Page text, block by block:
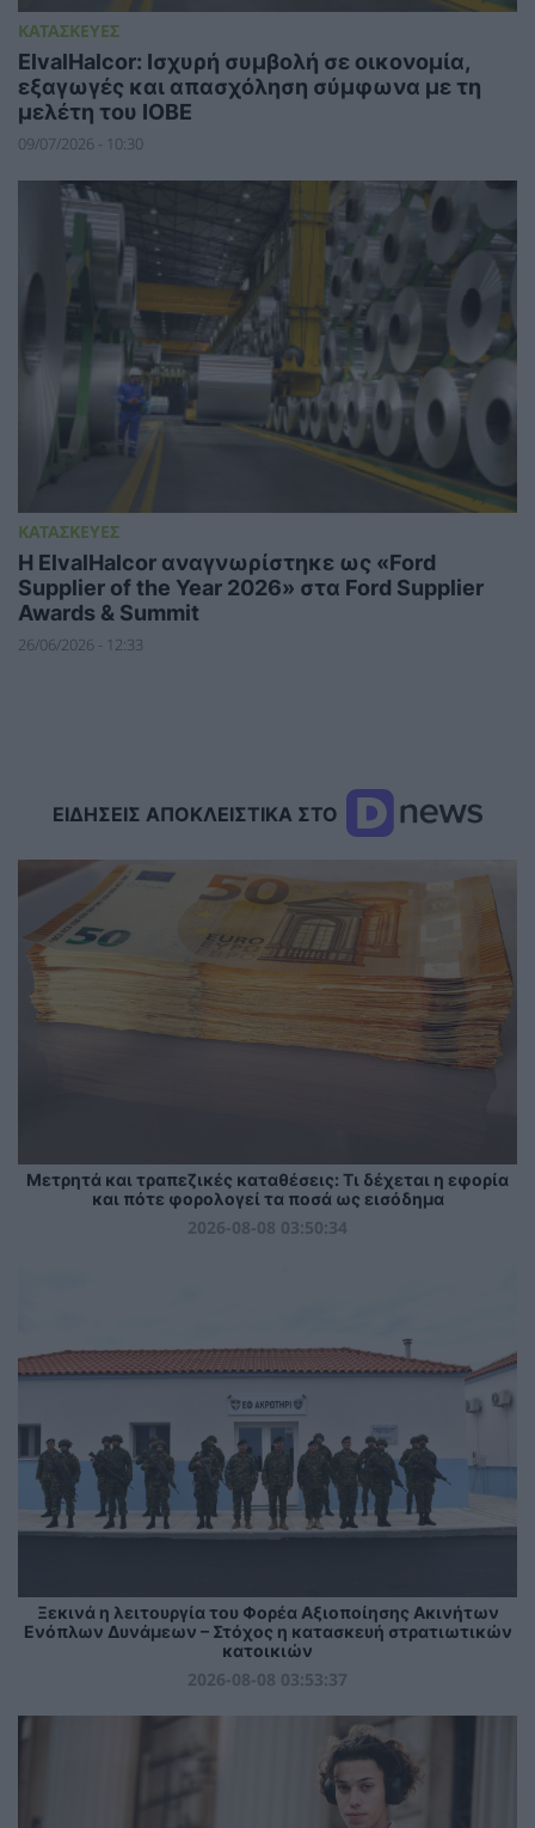
ΚΑΤΑΣΚΕΥΕΣ
ElvalHalcor: Ισχυρή συμβολή σε οικονομία,
εξαγωγές και απασχόληση σύμφωνα με τη
μελέτη του ΙΟΒΕ
09/07/2026 - 10:30
ΚΑΤΑΣΚΕΥΕΣ
Η ElvalHalcor αναγνωρίστηκε ως «Ford
Supplier of the Year 2026» στα Ford Supplier
Awards & Summit
26/06/2026 - 12:33
ΕΙΔΗΣΕΙΣ ΑΠΟΚΛΕΙΣΤΙΚΑ ΣΤΟ
Μετρητά και τραπεζικές καταθέσεις: Τι δέχεται η εφορία
και πότε φορολογεί τα ποσά ως εισόδημα
2026-08-08 03:50:34
Ξεκινά η λειτουργία του Φορέα Αξιοποίησης Ακινήτων
Ενόπλων Δυνάμεων – Στόχος η κατασκευή στρατιωτικών
κατοικιών
2026-08-08 03:53:37